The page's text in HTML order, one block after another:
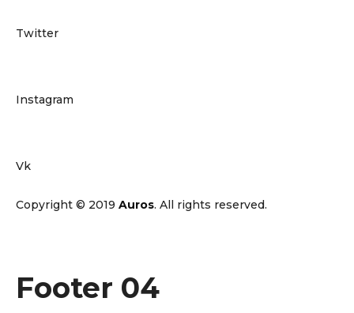
Twitter
Instagram
Vk
Copyright © 2019 Auros. All rights reserved.
Footer 04